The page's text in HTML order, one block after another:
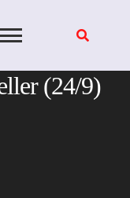
(24/9)